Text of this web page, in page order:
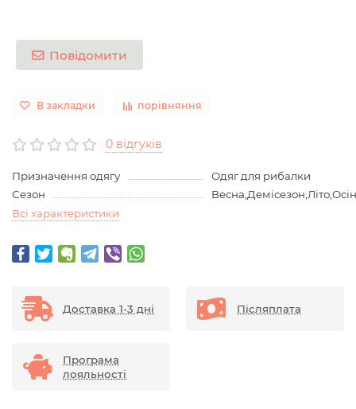
Повідомити
В закладки порівняння
0 відгуків
Призначення одягу
Одяг для рибалки
Сезон
Всі характеристики
Доставка 1-3 дні Післяплата
Програма
лояльності